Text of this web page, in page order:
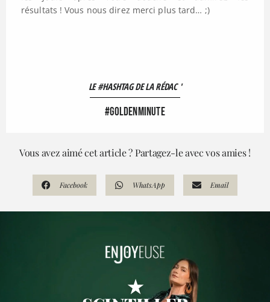
résultats ! Vous nous direz merci plus tard… ;)
LE #HASHTAG DE LA RÉDAC '
#goldenminute
Vous avez aimé cet article ? Partagez-le avec vos amies !
Facebook WhatsApp Email
★